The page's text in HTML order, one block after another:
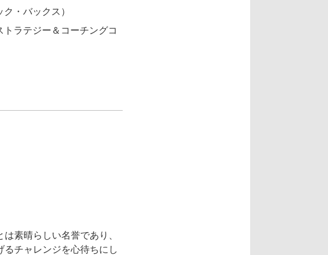
・バックス）
ラテジー＆コーチングコ
素晴らしい名誉であり、
チャレンジを心待ちにし